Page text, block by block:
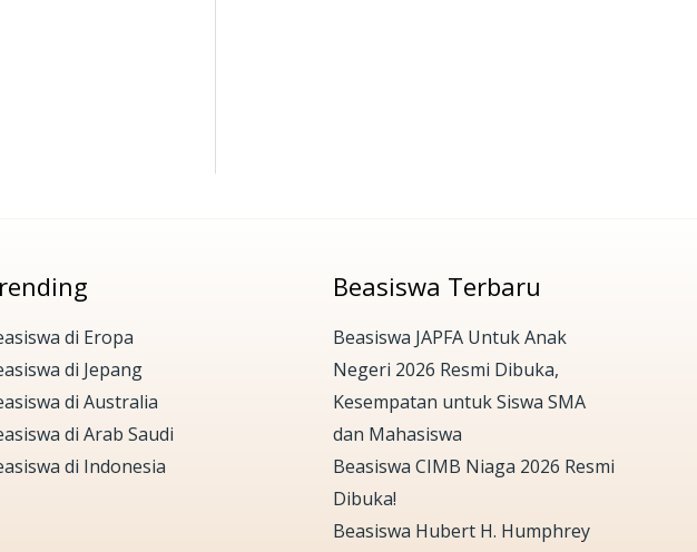
di Eropa
di Jepang
di Australia
di Arab Saudi
di Indonesia
Beasiswa Terbaru
Beasiswa JAPFA Untuk Anak
Negeri 2026 Resmi Dibuka,
Kesempatan untuk Siswa SMA
dan Mahasiswa
Beasiswa CIMB Niaga 2026 Resmi
Dibuka!
Beasiswa Hubert H. Humphrey